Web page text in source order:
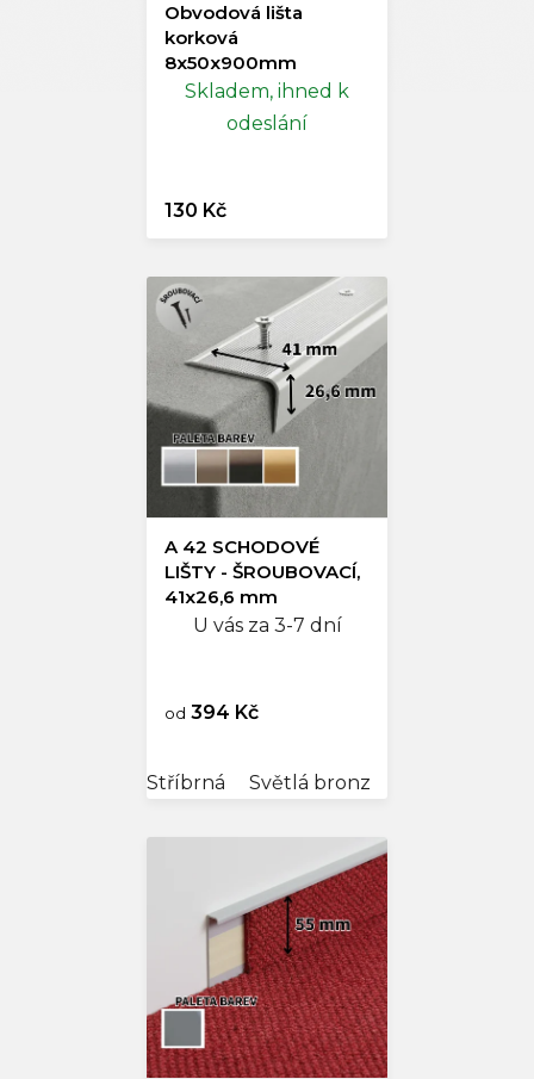
Obvodová lišta
korková
8x50x900mm
lemovací
Skladem, ihned k
odeslání
130 Kč
A 42 SCHODOVÉ
LIŠTY - ŠROUBOVACÍ,
41x26,6 mm
U vás za 3-7 dní
od 394 Kč
Stříbrná Světlá bronz